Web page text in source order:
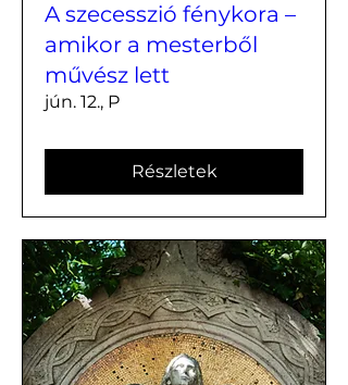
A szecesszió fénykora –
amikor a mesterből
művész lett
jún. 12., P
Részletek